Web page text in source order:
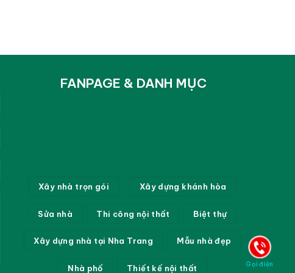
FANPAGE & DANH MỤC
Xây nhà trọn gói Xây dựng khánh hòa
Sửa nhà Thi công nội thất Biệt thự
Xây dựng nhà tại Nha Trang Mẫu nhà đẹp
Nhà phố Thiết kế nội thất Gọi điện